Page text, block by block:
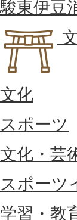
駿東伊豆
文化
スポーツ
文化・芸
スポーツ
学習・教